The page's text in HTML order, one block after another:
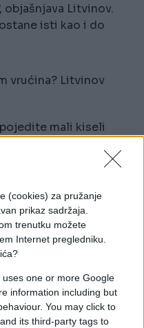
(cookies) za pružanje
prikaz sadržaja.
trenutku možete
Internet pregledniku.
one or more Google
information including but
You may click to
its third-party tags to
Litvinov.
isti kao i do
vrućina? Litvinov
mali kiseli
piti previše vode.”
svježi krastavac,
nadoknađuje
Zbog toga
kojoj su bili kiseli
bubrega često
ljudi zanemaruju, a